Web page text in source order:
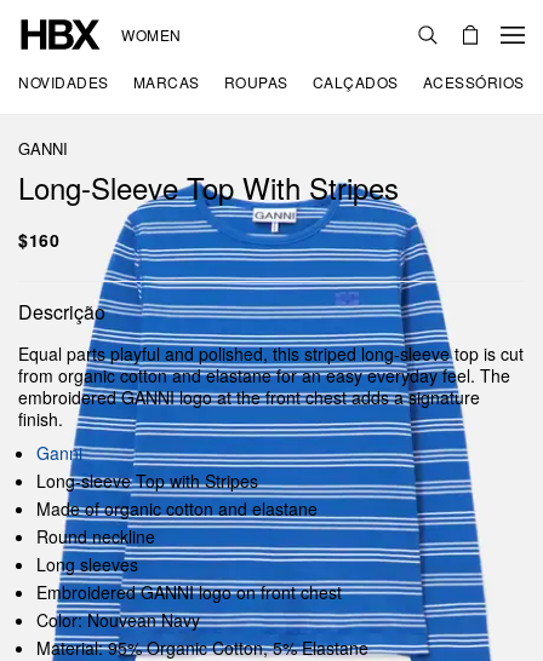
WOMEN
NOVIDADES MARCAS ROUPAS CALÇADOS ACESSÓRIOS
GANNI
Long-Sleeve Top With Stripes
$160
Descrição
Equal parts playful and polished, this striped long-sleeve top is cut
from organic cotton and elastane for an easy everyday feel. The
embroidered GANNI logo at the front chest adds a signature
finish.
Ganni
Long-sleeve Top with Stripes
Made of organic cotton and elastane
Round neckline
Long sleeves
Embroidered GANNI logo on front chest
Color: Nouvean Navy
Material: 95% Organic Cotton, 5% Elastane